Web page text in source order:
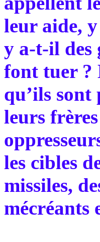
leur aide,
y a-t-il des
font tuer ?
qu’ils
leurs
les cibles
missiles,
mécréants